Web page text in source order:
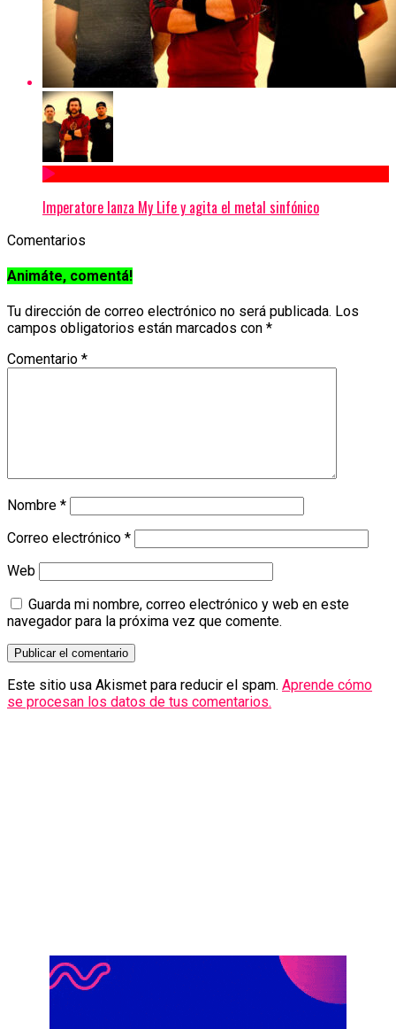
Imperatore lanza My Life y agita el metal sinfónico
Comentarios
Animáte, comentá!
Tu dirección de correo electrónico no será publicada. Los
campos obligatorios están marcados con *
Comentario *
Nombre *
Correo electrónico *
Web
Guarda mi nombre, correo electrónico y web en este
navegador para la próxima vez que comente.
Este sitio usa Akismet para reducir el spam. Aprende cómo
se procesan los datos de tus comentarios.